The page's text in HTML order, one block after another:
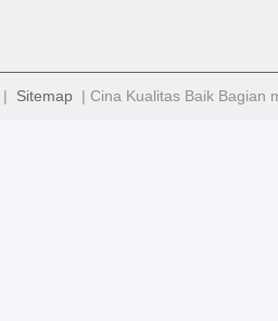
| Sitemap | Cina Kualitas Baik Bagian